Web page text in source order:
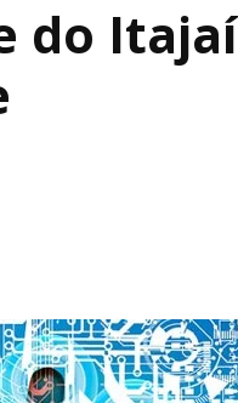
do Itajaí